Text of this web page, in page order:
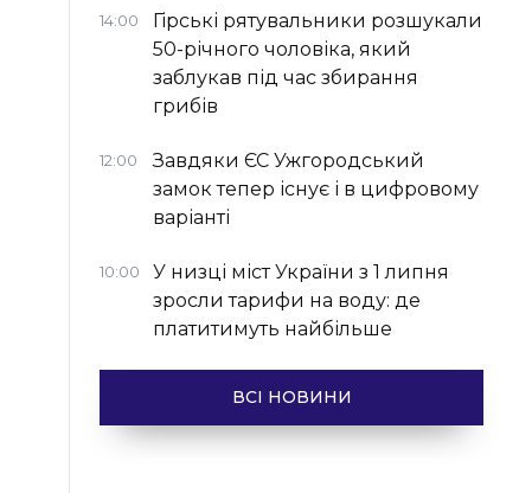
14:00
Гірські рятувальники розшукали
50-річного чоловіка, який
заблукав під час збирання
грибів
12:00
Завдяки ЄС Ужгородський
замок тепер існує і в цифровому
варіанті
10:00
У низці міст України з 1 липня
зросли тарифи на воду: де
платитимуть найбільше
ВСІ НОВИНИ